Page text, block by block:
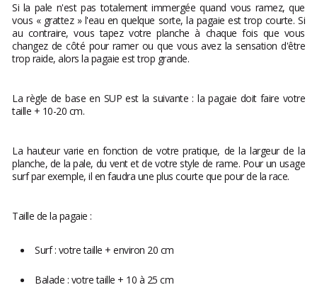
Si la pale n'est pas totalement immergée quand vous ramez, que
vous « grattez » l'eau en quelque sorte, la pagaie est trop courte. Si
au contraire, vous tapez votre planche à chaque fois que vous
changez de côté pour ramer ou que vous avez la sensation d'être
trop raide, alors la pagaie est trop grande.
La règle de base en SUP est la suivante : la pagaie doit faire votre
taille + 10-20 cm.
La hauteur varie en fonction de votre pratique, de la largeur de la
planche, de la pale, du vent et de votre style de rame. Pour un usage
surf par exemple, il en faudra une plus courte que pour de la race.
Taille de la pagaie :
Surf : votre taille + environ 20 cm
Balade : votre taille + 10 à 25 cm